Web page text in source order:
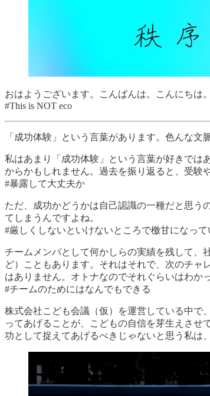
おはようございます。こんばんは。こんにちは
#This is NOT eco
「成功体験」という言葉があります。色んな
私はあまり「成功体験」という言葉が好きでは
からかもしれません。過去を振り返ると、受験
#暴露して大丈夫か
ただ、成功かどうかは自己認識の一種だと思う
てしまうんですよね。
#厳しくしないといけないところで檄甘になっ
チームメンバとして何かしらの実績を残して、
ど）こともあります。それはそれで、次のチ
はありません。オトナなのでそれぐらいはわか
#チームのためにはなんでもできる
株式会社こども会議（仮）を運営している中で
ってあげることが、こどもの自信を芽生えさ
功として捉えてあげるべきじゃないと思う私は